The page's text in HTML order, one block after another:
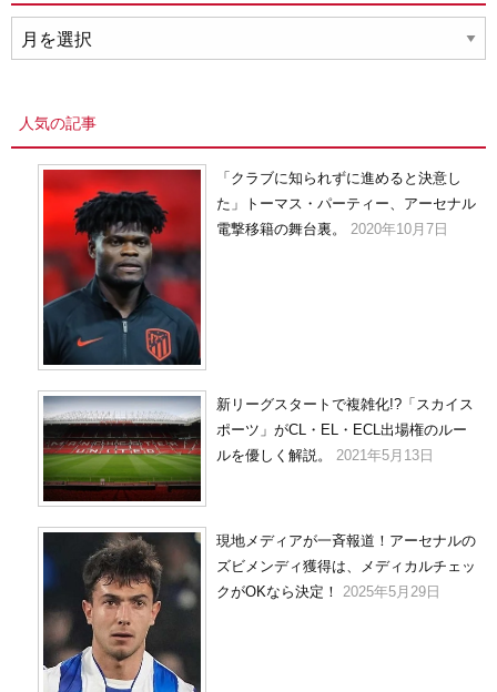
ー
人気の記事
「クラブに知られずに進めると決意し
た」トーマス・パーティー、アーセナル
電撃移籍の舞台裏。
2020年10月7日
新リーグスタートで複雑化!?「スカイス
ポーツ」がCL・EL・ECL出場権のルー
ルを優しく解説。
2021年5月13日
現地メディアが一斉報道！アーセナルの
ズビメンディ獲得は、メディカルチェッ
クがOKなら決定！
2025年5月29日